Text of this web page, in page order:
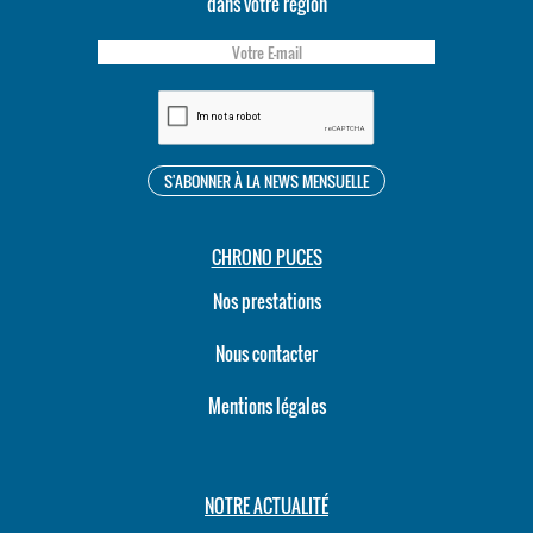
CHRONO PUCES
Nos prestations
Nous contacter
Mentions légales
NOTRE ACTUALITÉ